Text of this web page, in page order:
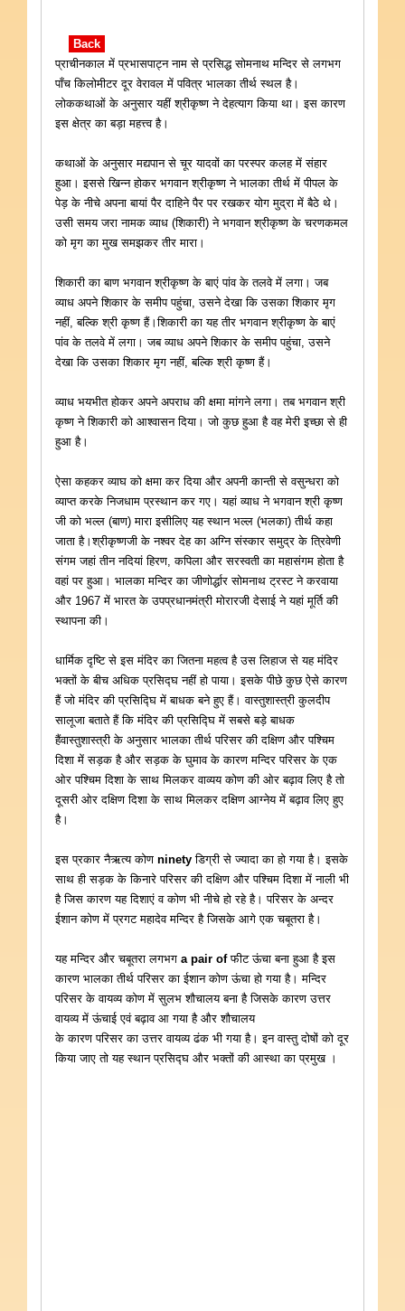
Back
प्राचीनकाल में प्रभासपाट्न नाम से प्रसिद्ध सोमनाथ मन्दिर से लगभग
पाँच किलोमीटर दूर वेरावल में पवित्र भालका तीर्थ स्थल है।
लोककथाओं के अनुसार यहीं श्रीकृष्ण ने देहत्याग किया था। इस कारण
इस क्षेत्र का बड़ा महत्त्व है।
कथाओं के अनुसार मद्यपान से चूर यादवों का परस्पर कलह में संहार
हुआ। इससे खिन्न होकर भगवान श्रीकृष्ण ने भालका तीर्थ में पीपल के
पेड़ के नीचे अपना बायां पैर दाहिने पैर पर रखकर योग मुद्रा में बैठे थे।
उसी समय जरा नामक व्याध (शिकारी) ने भगवान श्रीकृष्ण के चरणकमल
को मृग का मुख समझकर तीर मारा।
शिकारी का बाण भगवान श्रीकृष्ण के बाएं पांव के तलवे में लगा। जब
व्याध अपने शिकार के समीप पहुंचा, उसने देखा कि उसका शिकार मृग
नहीं, बल्कि श्री कृष्ण हैं।शिकारी का यह तीर भगवान श्रीकृष्ण के बाएं
पांव के तलवे में लगा। जब व्याध अपने शिकार के समीप पहुंचा, उसने
देखा कि उसका शिकार मृग नहीं, बल्कि श्री कृष्ण हैं।
व्याध भयभीत होकर अपने अपराध की क्षमा मांगने लगा। तब भगवान श्री
कृष्ण ने शिकारी को आश्वासन दिया। जो कुछ हुआ है वह मेरी इच्छा से ही
हुआ है।
ऐसा कहकर व्याघ को क्षमा कर दिया और अपनी कान्ती से वसुन्धरा को
व्याप्त करके निजधाम प्रस्थान कर गए। यहां व्याध ने भगवान श्री कृष्ण
जी को भल्ल (बाण) मारा इसीलिए यह स्थान भल्ल (भलका) तीर्थ कहा
जाता है।श्रीकृष्णजी के नश्वर देह का अग्नि संस्कार समुद्र के त्रिवेणी
संगम जहां तीन नदियां हिरण, कपिला और सरस्वती का महासंगम होता है
वहां पर हुआ। भालका मन्दिर का जीणोर्द्धार सोमनाथ ट्रस्ट ने करवाया
और 1967 में भारत के उपप्रधानमंत्री मोरारजी देसाई ने यहां मूर्ति की
स्थापना की।
धार्मिक दृष्टि से इस मंदिर का जितना महत्व है उस लिहाज से यह मंदिर
भक्तों के बीच अधिक प्रसिद्घ नहीं हो पाया। इसके पीछे कुछ ऐसे कारण
हैं जो मंदिर की प्रसिद्घि में बाधक बने हुए हैं। वास्तुशास्त्री कुलदीप
सालूजा बताते हैं कि मंदिर की प्रसिद्घि में सबसे बड़े बाधक
हैंवास्तुशास्त्री के अनुसार भालका तीर्थ परिसर की दक्षिण और पश्चिम
दिशा में सड़क है और सड़क के घुमाव के कारण मन्दिर परिसर के एक
ओर पश्चिम दिशा के साथ मिलकर वाव्यय कोण की ओर बढ़ाव लिए है तो
दूसरी ओर दक्षिण दिशा के साथ मिलकर दक्षिण आग्नेय में बढ़ाव लिए हुए
है।
इस प्रकार नैऋत्य कोण ninety डिग्री से ज्यादा का हो गया है। इसके
साथ ही सड़क के किनारे परिसर की दक्षिण और पश्चिम दिशा में नाली भी
है जिस कारण यह दिशाएं व कोण भी नीचे हो रहे है। परिसर के अन्दर
ईशान कोण में प्रगट महादेव मन्दिर है जिसके आगे एक चबूतरा है।
यह मन्दिर और चबूतरा लगभग a pair ofफीट ऊंचा बना हुआ है इस
कारण भालका तीर्थ परिसर का ईशान कोण ऊंचा हो गया है। मन्दिर
परिसर के वायव्य कोण में सुलभ शौचालय बना है जिसके कारण उत्तर
वायव्य में ऊंचाई एवं बढ़ाव आ गया है और शौचालय
के कारण परिसर का उत्तर वायव्य ढंक भी गया है। इन वास्तु दोषों को दूर
किया जाए तो यह स्थान प्रसिद्घ और भक्तों की आस्था का प्रमुख ।